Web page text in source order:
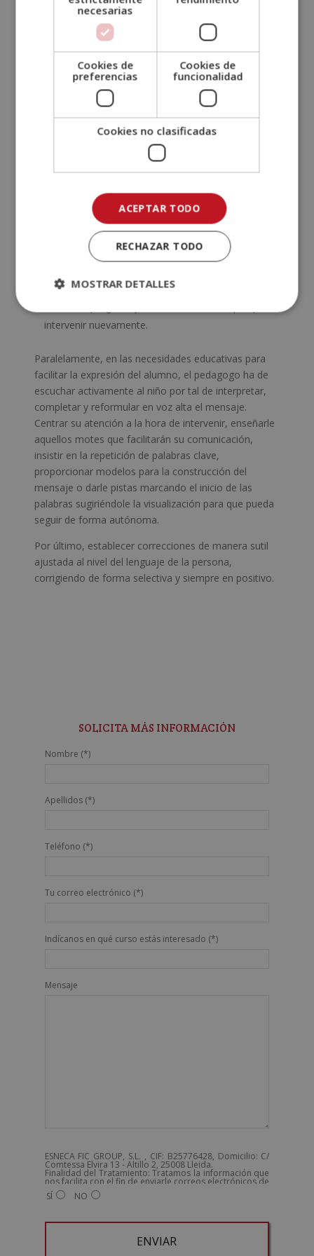
información, ayudándole previamente a preparar la
información que puede aportar
Darle la oportunidad de participar a través de
preguntas, procurando también de hacer participes
al resto. Facilitarle tiempo para que pueda procesar
Preguntar antes al compañero, ya que, estos serán
un ejemplo a la hora de hablar, siendo un modelo
también le servirá de ejemplo para aprender i
ampliar los conocimientos verbales para interactuar
en futuras ocasiones.
Estimular la participación del alumno reconociendo
aprendizaje, el alumno se sentirá más seguro
intervenir nuevamente.
Paralelamente, en las necesidades educativas para
facilitar la expresión del alumno, el pedagogo ha de
escuchar activamente al niño por tal de interpretar,
completar y reformular en voz alta el mensaje.
Centrar su atención a la hora de intervenir, enseñarle
aquellos motes que facilitarán su comunicación,
insistir en la repetición de palabras clave,
proporcionar modelos para la construcción del
mensaje o darle pistas marcando el inicio de las
palabras sugiriéndole la visualización para que pueda
seguir de forma autónoma.
Por último, establecer correcciones de manera sutil
ajustada al nivel del lenguaje de la persona,
corrigiendo de forma selectiva y siempre en positivo.
SOLICITA MÁS INFORMACIÓN
Nombre (*)
Apellidos (*)
Teléfono (*)
Tu correo electrónico (*)
Indícanos en qué curso estás interesado (*)
Mensaje
ESNECA FIC GROUP, S.L. , CIF: B25776428, Domicilio: C/
Comtessa Elvira 13 - Altillo 2, 25008 Lleida.
Finalidad del Tratamiento: Tratamos la información que
nos facilita con el fin de enviarle correos electrónicos de
tipo comercial relacionado con los productos ofrecidos
y otros tipo de productos que fueran de su interés.
Derechos: Puede ejercitar sus derechos identificándose
admin@grupoesneca.com.
Para más información consulte nuestra Política de
SÍ NO
necesarias
Cookies de
preferencias
Cookies de
funcionalidad
Cookies no clasificadas
ACEPTAR TODO
RECHAZAR TODO
MOSTRAR DETALLES